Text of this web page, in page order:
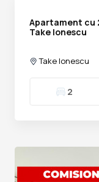
Apartament cu
Take Ionescu
Take Ionescu
2